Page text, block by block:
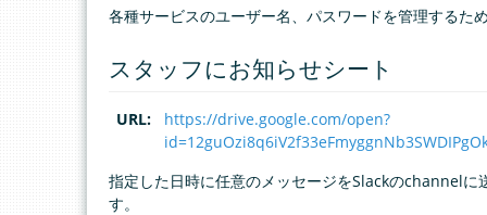
各種サービスのユーザー名、パスワードを管理するた
スタッフにお知らせシート
URL:
https://drive.google.com/open?
指定した日時に任意のメッセージをSlackのchannelに
す。